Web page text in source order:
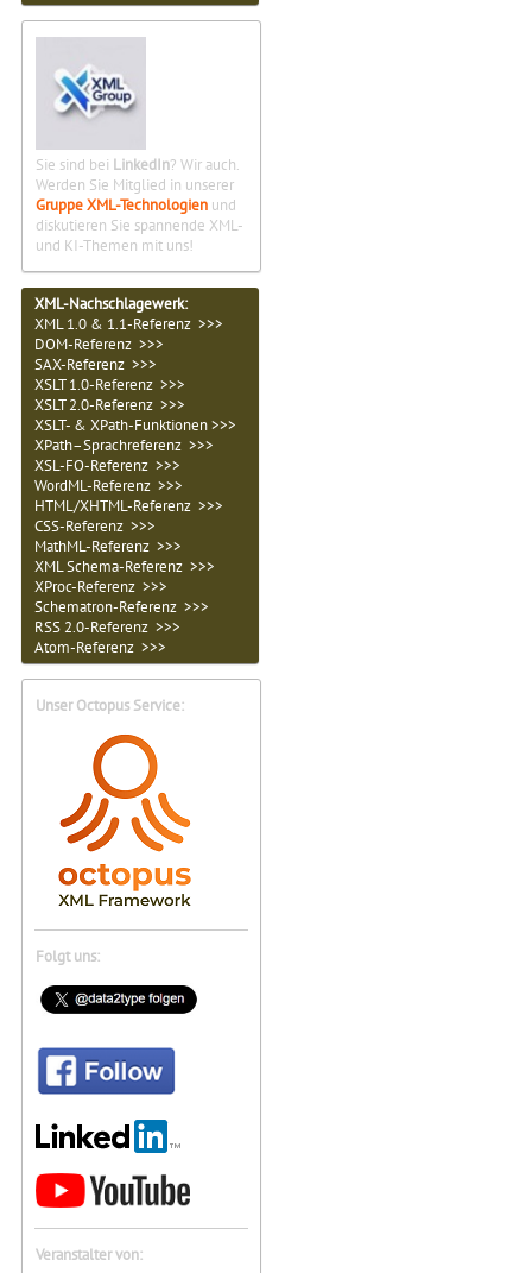
Sie sind bei LinkedIn? Wir auch.
Werden Sie Mitglied in unserer
Gruppe XML-Technologien und
diskutieren Sie spannende XML-
und KI-Themen mit uns!
XML-Nachschlagewerk:
XML 1.0 & 1.1-Referenz >>>
DOM-Referenz >>>
SAX-Referenz >>>
XSLT 1.0-Referenz >>>
XSLT 2.0-Referenz >>>
XSLT- & XPath-Funktionen >>>
XPath–Sprachreferenz >>>
XSL-FO-Referenz >>>
WordML-Referenz >>>
HTML/XHTML-Referenz >>>
CSS-Referenz >>>
MathML-Referenz >>>
XML Schema-Referenz >>>
XProc-Referenz >>>
Schematron-Referenz >>>
RSS 2.0-Referenz >>>
Atom-Referenz >>>
Unser Octopus Service:
Folgt uns:
Veranstalter von: